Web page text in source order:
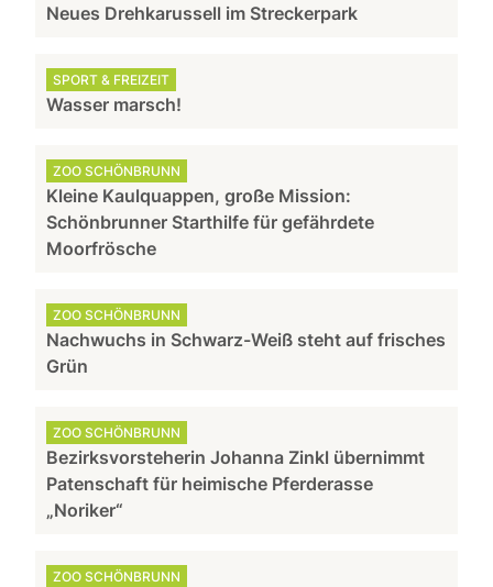
Neues Drehkarussell im Streckerpark
SPORT & FREIZEIT
Wasser marsch!
ZOO SCHÖNBRUNN
Kleine Kaulquappen, große Mission:
Schönbrunner Starthilfe für gefährdete
Moorfrösche
ZOO SCHÖNBRUNN
Nachwuchs in Schwarz-Weiß steht auf frisches
Grün
ZOO SCHÖNBRUNN
Bezirksvorsteherin Johanna Zinkl übernimmt
Patenschaft für heimische Pferderasse
„Noriker“
ZOO SCHÖNBRUNN